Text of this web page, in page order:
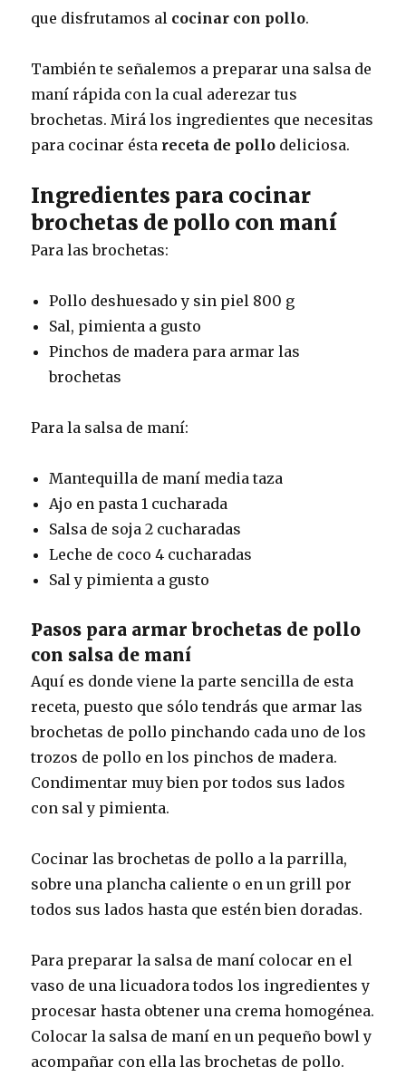
que disfrutamos al cocinar con pollo.
También te señalemos a preparar una salsa de
maní rápida con la cual aderezar tus
brochetas. Mirá los ingredientes que necesitas
para cocinar ésta receta de pollo deliciosa.
Ingredientes para cocinar
brochetas de pollo con maní
Para las brochetas:
Pollo deshuesado y sin piel 800 g
Sal, pimienta a gusto
Pinchos de madera para armar las
brochetas
Para la salsa de maní:
Mantequilla de maní media taza
Ajo en pasta 1 cucharada
Salsa de soja 2 cucharadas
Leche de coco 4 cucharadas
Sal y pimienta a gusto
Pasos para armar brochetas de pollo
con salsa de maní
Aquí es donde viene la parte sencilla de esta
receta, puesto que sólo tendrás que armar las
brochetas de pollo pinchando cada uno de los
trozos de pollo en los pinchos de madera.
Condimentar muy bien por todos sus lados
con sal y pimienta.
Cocinar las brochetas de pollo a la parrilla,
sobre una plancha caliente o en un grill por
todos sus lados hasta que estén bien doradas.
Para preparar la salsa de maní colocar en el
vaso de una licuadora todos los ingredientes y
procesar hasta obtener una crema homogénea.
Colocar la salsa de maní en un pequeño bowl y
acompañar con ella las brochetas de pollo.